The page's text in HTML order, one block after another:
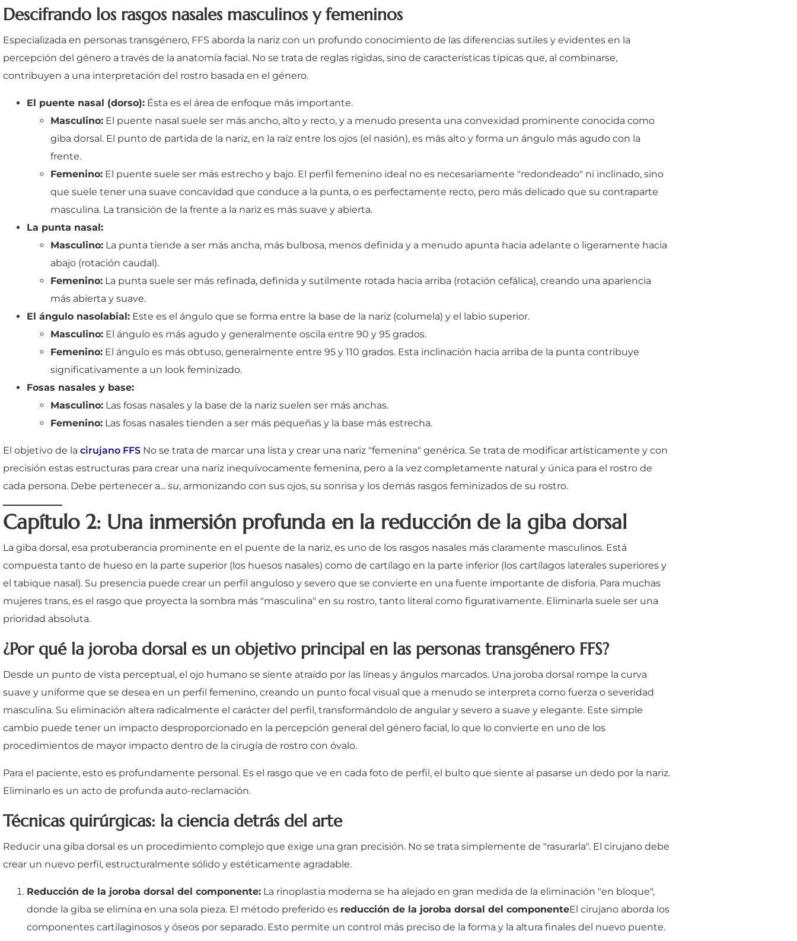
Descifrando los rasgos nasales masculinos y femeninos
Especializada en personas transgénero, FFS aborda la nariz con un profundo conocimiento de las diferencias sutiles y evidentes en la
percepción del género a través de la anatomía facial. No se trata de reglas rígidas, sino de características típicas que, al combinarse,
contribuyen a una interpretación del rostro basada en el género.
El puente nasal (dorso): Ésta es el área de enfoque más importante.
Masculino: El puente nasal suele ser más ancho, alto y recto, y a menudo presenta una convexidad prominente conocida como
giba dorsal. El punto de partida de la nariz, en la raíz entre los ojos (el nasión), es más alto y forma un ángulo más agudo con la
frente.
Femenino: El puente suele ser más estrecho y bajo. El perfil femenino ideal no es necesariamente "redondeado" ni inclinado, sino
que suele tener una suave concavidad que conduce a la punta, o es perfectamente recto, pero más delicado que su contraparte
masculina. La transición de la frente a la nariz es más suave y abierta.
La punta nasal:
Masculino: La punta tiende a ser más ancha, más bulbosa, menos definida y a menudo apunta hacia adelante o ligeramente hacia
abajo (rotación caudal).
Femenino: La punta suele ser más refinada, definida y sutilmente rotada hacia arriba (rotación cefálica), creando una apariencia
más abierta y suave.
El ángulo nasolabial: Este es el ángulo que se forma entre la base de la nariz (columela) y el labio superior.
Masculino: El ángulo es más agudo y generalmente oscila entre 90 y 95 grados.
Femenino: El ángulo es más obtuso, generalmente entre 95 y 110 grados. Esta inclinación hacia arriba de la punta contribuye
significativamente a un look feminizado.
Fosas nasales y base:
Masculino: Las fosas nasales y la base de la nariz suelen ser más anchas.
Femenino: Las fosas nasales tienden a ser más pequeñas y la base más estrecha.
El objetivo de la cirujano FFS No se trata de marcar una lista y crear una nariz "femenina" genérica. Se trata de modificar artísticamente y con
precisión estas estructuras para crear una nariz inequívocamente femenina, pero a la vez completamente natural y única para el rostro de
cada persona. Debe pertenecer a... su, armonizando con sus ojos, su sonrisa y los demás rasgos feminizados de su rostro.
Capítulo 2: Una inmersión profunda en la reducción de la giba dorsal
La giba dorsal, esa protuberancia prominente en el puente de la nariz, es uno de los rasgos nasales más claramente masculinos. Está
compuesta tanto de hueso en la parte superior (los huesos nasales) como de cartílago en la parte inferior (los cartílagos laterales superiores y
el tabique nasal). Su presencia puede crear un perfil anguloso y severo que se convierte en una fuente importante de disforia. Para muchas
mujeres trans, es el rasgo que proyecta la sombra más "masculina" en su rostro, tanto literal como figurativamente. Eliminarla suele ser una
prioridad absoluta.
¿Por qué la joroba dorsal es un objetivo principal en las personas transgénero FFS?
Desde un punto de vista perceptual, el ojo humano se siente atraído por las líneas y ángulos marcados. Una joroba dorsal rompe la curva
suave y uniforme que se desea en un perfil femenino, creando un punto focal visual que a menudo se interpreta como fuerza o severidad
masculina. Su eliminación altera radicalmente el carácter del perfil, transformándolo de angular y severo a suave y elegante. Este simple
cambio puede tener un impacto desproporcionado en la percepción general del género facial, lo que lo convierte en uno de los
procedimientos de mayor impacto dentro de la cirugía de rostro con óvalo.
Para el paciente, esto es profundamente personal. Es el rasgo que ve en cada foto de perfil, el bulto que siente al pasarse un dedo por la nariz.
Eliminarlo es un acto de profunda auto-reclamación.
Técnicas quirúrgicas: la ciencia detrás del arte
Reducir una giba dorsal es un procedimiento complejo que exige una gran precisión. No se trata simplemente de "rasurarla". El cirujano debe
crear un nuevo perfil, estructuralmente sólido y estéticamente agradable.
Reducción de la joroba dorsal del componente: La rinoplastia moderna se ha alejado en gran medida de la eliminación "en bloque",
donde la giba se elimina en una sola pieza. El método preferido es reducción de la joroba dorsal del componenteEl cirujano aborda los
componentes cartilaginosos y óseos por separado. Esto permite un control más preciso de la forma y la altura finales del nuevo puente.